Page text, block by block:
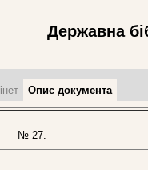
Державна
Опис документа
— № 27.